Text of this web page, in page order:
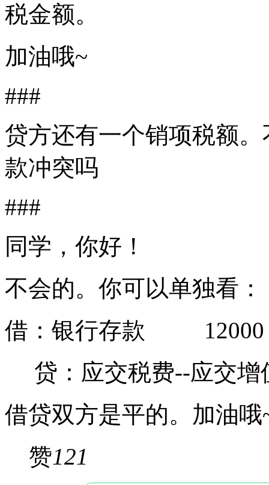
税金额。
加油哦~
###
贷方还有一个销项税额
款冲突吗
###
同学，你好！
不会的。你可以单独看：
借：银行存款 12000
贷：应交税费--应交增
借贷双方是平的。加油哦
赞121